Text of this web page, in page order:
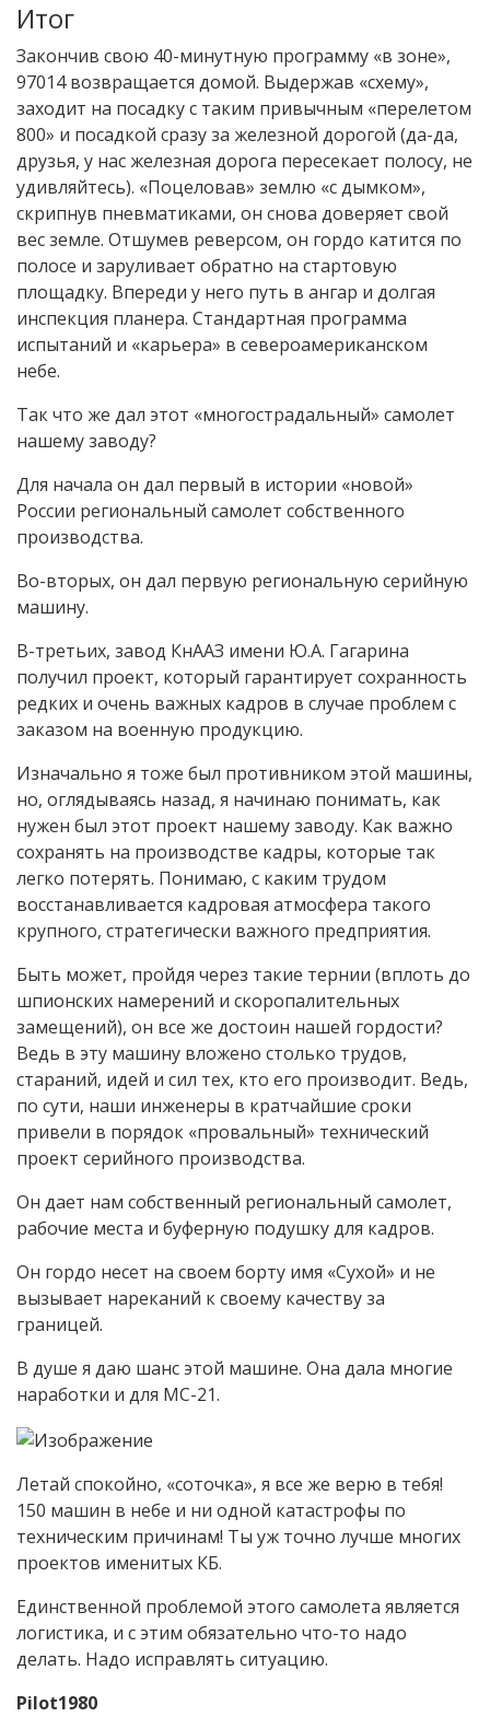
Итог
Закончив свою 40-минутную программу «в зоне»,
97014 возвращается домой. Выдержав «схему»,
заходит на посадку с таким привычным «перелетом
800» и посадкой сразу за железной дорогой (да-да,
друзья, у нас железная дорога пересекает полосу, не
удивляйтесь). «Поцеловав» землю «с дымком»,
скрипнув пневматиками, он снова доверяет свой
вес земле. Отшумев реверсом, он гордо катится по
полосе и заруливает обратно на стартовую
площадку. Впереди у него путь в ангар и долгая
инспекция планера. Стандартная программа
испытаний и «карьера» в североамериканском
небе.
Так что же дал этот «многострадальный» самолет
нашему заводу?
Для начала он дал первый в истории «новой»
России региональный самолет собственного
производства.
Во-вторых, он дал первую региональную серийную
машину.
В-третьих, завод КнААЗ имени Ю.А. Гагарина
получил проект, который гарантирует сохранность
редких и очень важных кадров в случае проблем с
заказом на военную продукцию.
Изначально я тоже был противником этой машины,
но, оглядываясь назад, я начинаю понимать, как
нужен был этот проект нашему заводу. Как важно
сохранять на производстве кадры, которые так
легко потерять. Понимаю, с каким трудом
восстанавливается кадровая атмосфера такого
крупного, стратегически важного предприятия.
Быть может, пройдя через такие тернии (вплоть до
шпионских намерений и скоропалительных
замещений), он все же достоин нашей гордости?
Ведь в эту машину вложено столько трудов,
стараний, идей и сил тех, кто его производит. Ведь,
по сути, наши инженеры в кратчайшие сроки
привели в порядок «провальный» технический
проект серийного производства.
Он дает нам собственный региональный самолет,
рабочие места и буферную подушку для кадров.
Он гордо несет на своем борту имя «Сухой» и не
вызывает нареканий к своему качеству за
границей.
В душе я даю шанс этой машине. Она дала многие
наработки и для МС-21.
Летай спокойно, «соточка», я все же верю в тебя!
150 машин в небе и ни одной катастрофы по
техническим причинам! Ты уж точно лучше многих
проектов именитых КБ.
Единственной проблемой этого самолета является
логистика, и с этим обязательно что-то надо
делать. Надо исправлять ситуацию.
Pilot1980